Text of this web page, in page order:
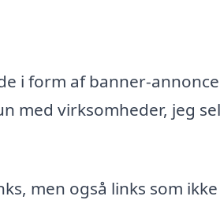
i form af banner-
med virksomheder, jeg
men også links som